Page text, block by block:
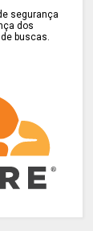
segurança
dos
buscas.